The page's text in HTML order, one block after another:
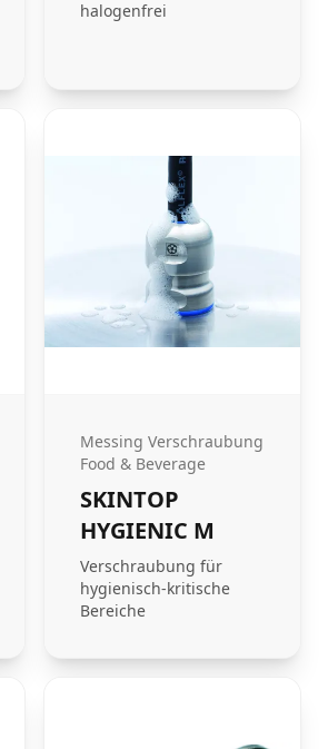
halogenfrei
Messing Verschraubung
Food & Beverage
SKINTOP
HYGIENIC M
Verschraubung für
hygienisch-kritische
Bereiche